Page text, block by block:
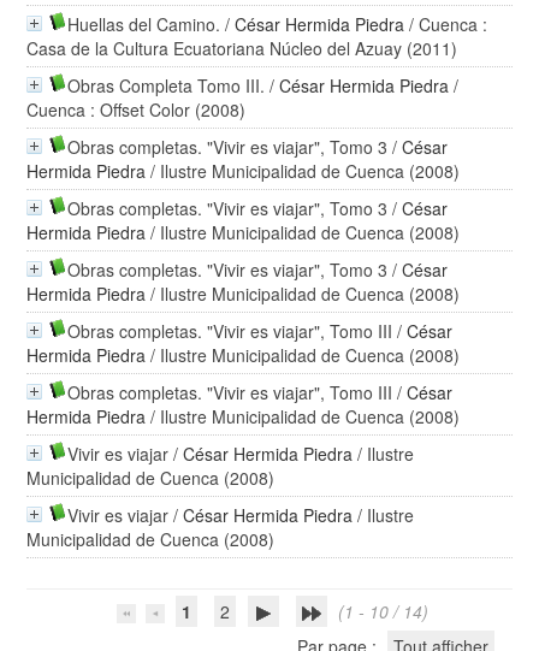
Huellas del Camino. /César Hermida Piedra / Cuenca :
Casa de la Cultura Ecuatoriana Núcleo del Azuay (2011)
Obras Completa Tomo III. /César Hermida Piedra /
Cuenca : Offset Color (2008)
Obras completas. "Vivir es viajar", Tomo 3 /César
Hermida Piedra / Ilustre Municipalidad de Cuenca (2008)
Obras completas. "Vivir es viajar", Tomo 3 /César
Hermida Piedra / Ilustre Municipalidad de Cuenca (2008)
Obras completas. "Vivir es viajar", Tomo 3 /César
Hermida Piedra / Ilustre Municipalidad de Cuenca (2008)
Obras completas. "Vivir es viajar", Tomo III /César
Hermida Piedra / Ilustre Municipalidad de Cuenca (2008)
Obras completas. "Vivir es viajar", Tomo III /César
Hermida Piedra / Ilustre Municipalidad de Cuenca (2008)
Vivir es viajar /César Hermida Piedra / Ilustre
Municipalidad de Cuenca (2008)
Vivir es viajar /César Hermida Piedra / Ilustre
Municipalidad de Cuenca (2008)
1 2
(1 - 10 / 14)
Par page :
Tout afficher